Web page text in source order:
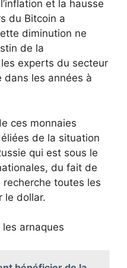
et la hausse
du Bitcoin a
diminution ne
de la
experts du secteur
dans les années à
ces monnaies
de la situation
qui est sous le
du fait de
recherche toutes les
le dollar.
arnaques